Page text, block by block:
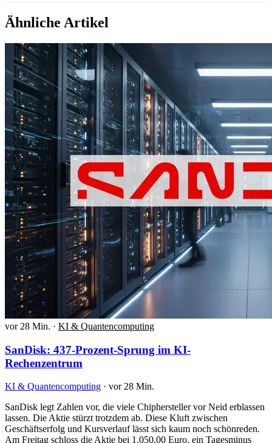
Ähnliche Artikel
vor 28 Min. · KI & Quantencomputing
SanDisk: 437-Prozent-Sprung im KI-
Rechenzentrum
KI & Quantencomputing · vor 28 Min.
SanDisk legt Zahlen vor, die viele Chiphersteller vor Neid erblassen
lassen. Die Aktie stürzt trotzdem ab. Diese Kluft zwischen
Geschäftserfolg und Kursverlauf lässt sich kaum noch schönreden.
Am Freitag schloss die Aktie bei 1.050,00 Euro, ein Tagesminus